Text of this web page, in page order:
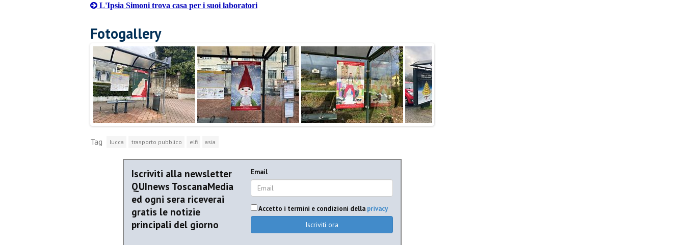
L'Ipsia Simoni trova casa per i suoi laboratori
Fotogallery
Tag lucca trasporto pubblico elfi asia
Iscriviti alla newsletter
QUInews ToscanaMedia
ed ogni sera riceverai
gratis le notizie
principali del giorno
Email
Accetto i termini e condizioni della privacy
Iscriviti ora